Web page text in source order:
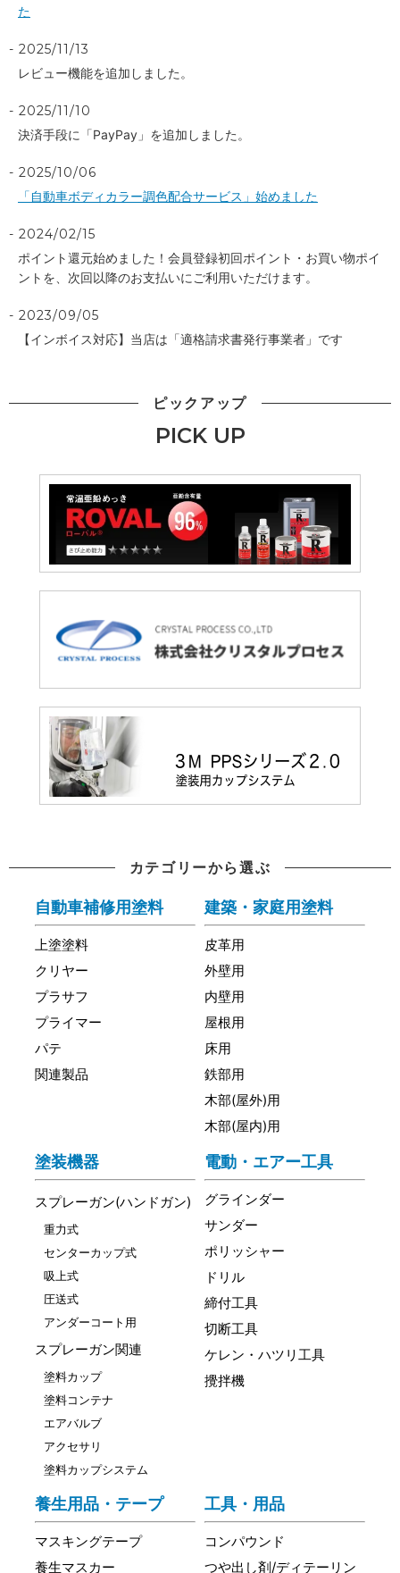
た
2025/11/13
レビュー機能を追加しました。
2025/11/10
決済手段に「PayPay」を追加しました。
2025/10/06
「自動車ボディカラー調色配合サービス」始めました
2024/02/15
ポイント還元始めました！会員登録初回ポイント・お買い物ポイ
ントを、次回以降のお支払いにご利用いただけます。
2023/09/05
【インボイス対応】当店は「適格請求書発行事業者」です
ピックアップ
PICK UP
カテゴリーから選ぶ
自動車補修用塗料
上塗塗料
クリヤー
プラサフ
プライマー
パテ
関連製品
建築・家庭用塗料
皮革用
外壁用
内壁用
屋根用
床用
鉄部用
木部(屋外)用
木部(屋内)用
塗装機器
スプレーガン(ハンドガン)
重力式
センターカップ式
吸上式
圧送式
アンダーコート用
スプレーガン関連
塗料カップ
塗料コンテナ
エアバルブ
アクセサリ
塗料カップシステム
電動・エアー工具
グラインダー
サンダー
ポリッシャー
ドリル
締付工具
切断工具
ケレン・ハツリ工具
攪拌機
養生用品・テープ
マスキングテープ
養生マスカー
工具・用品
コンパウンド
つや出し剤/ディテーリン